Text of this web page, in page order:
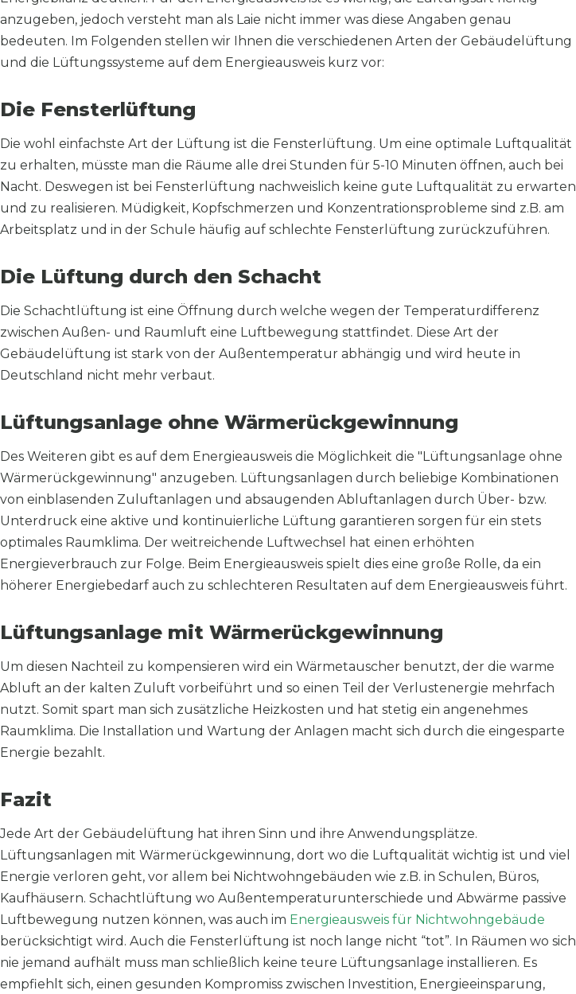
anzugeben, jedoch versteht man als Laie nicht immer was diese Angaben genau
bedeuten. Im Folgenden stellen wir Ihnen die verschiedenen Arten der Gebäudelüftung
und die Lüftungssysteme auf dem Energieausweis kurz vor:
Die Fensterlüftung
Die wohl einfachste Art der Lüftung ist die Fensterlüftung. Um eine optimale Luftqualität
zu erhalten, müsste man die Räume alle drei Stunden für 5-10 Minuten öffnen, auch bei
Nacht. Deswegen ist bei Fensterlüftung nachweislich keine gute Luftqualität zu erwarten
und zu realisieren. Müdigkeit, Kopfschmerzen und Konzentrationsprobleme sind z.B. am
Arbeitsplatz und in der Schule häufig auf schlechte Fensterlüftung zurückzuführen.
Die Lüftung durch den Schacht
Die Schachtlüftung ist eine Öffnung durch welche wegen der Temperaturdifferenz
zwischen Außen- und Raumluft eine Luftbewegung stattfindet. Diese Art der
Gebäudelüftung ist stark von der Außentemperatur abhängig und wird heute in
Deutschland nicht mehr verbaut.
Lüftungsanlage ohne Wärmerückgewinnung
Des Weiteren gibt es auf dem Energieausweis die Möglichkeit die "Lüftungsanlage ohne
Wärmerückgewinnung" anzugeben. Lüftungsanlagen durch beliebige Kombinationen
von einblasenden Zuluftanlagen und absaugenden Abluftanlagen durch Über- bzw.
Unterdruck eine aktive und kontinuierliche Lüftung garantieren sorgen für ein stets
optimales Raumklima. Der weitreichende Luftwechsel hat einen erhöhten
Energieverbrauch zur Folge. Beim Energieausweis spielt dies eine große Rolle, da ein
höherer Energiebedarf auch zu schlechteren Resultaten auf dem Energieausweis führt.
Lüftungsanlage mit Wärmerückgewinnung
Um diesen Nachteil zu kompensieren wird ein Wärmetauscher benutzt, der die warme
Abluft an der kalten Zuluft vorbeiführt und so einen Teil der Verlustenergie mehrfach
nutzt. Somit spart man sich zusätzliche Heizkosten und hat stetig ein angenehmes
Raumklima. Die Installation und Wartung der Anlagen macht sich durch die eingesparte
Energie bezahlt.
Fazit
Jede Art der Gebäudelüftung hat ihren Sinn und ihre Anwendungsplätze.
Lüftungsanlagen mit Wärmerückgewinnung, dort wo die Luftqualität wichtig ist und viel
Energie verloren geht, vor allem bei Nichtwohngebäuden wie z.B. in Schulen, Büros,
Kaufhäusern. Schachtlüftung wo Außentemperaturunterschiede und Abwärme passive
Luftbewegung nutzen können, was auch im Energieausweis für Nichtwohngebäude
berücksichtigt wird. Auch die Fensterlüftung ist noch lange nicht “tot”. In Räumen wo sich
nie jemand aufhält muss man schließlich keine teure Lüftungsanlage installieren. Es
empfiehlt sich, einen gesunden Kompromiss zwischen Investition, Energieeinsparung,